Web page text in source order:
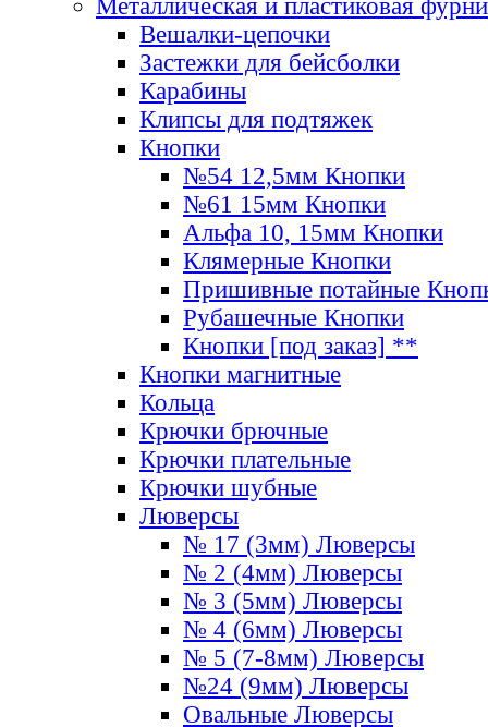
Металлическая и пластиковая
Вешалки-цепочки
Застежки для бейсболки
Карабины
Клипсы для подтяжек
Кнопки
№54 12,5мм Кнопки
№61 15мм Кнопки
Альфа 10, 15мм Кнопки
Клямерные Кнопки
Пришивные потайные
Рубашечные Кнопки
Кнопки [под заказ] **
Кнопки магнитные
Кольца
Крючки брючные
Крючки плательные
Крючки шубные
Люверсы
№ 17 (3мм) Люверсы
№ 2 (4мм) Люверсы
№ 3 (5мм) Люверсы
№ 4 (6мм) Люверсы
№ 5 (7-8мм) Люверсы
№24 (9мм) Люверсы
Овальные Люверсы